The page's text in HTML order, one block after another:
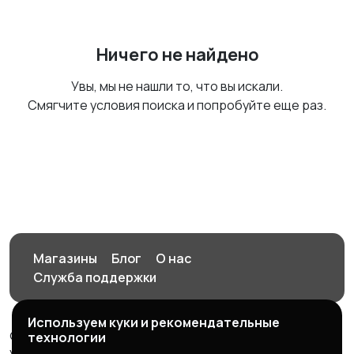
Ничего не найдено
Увы, мы не нашли то, что вы искали.
Смягчите условия поиска и попробуйте еще раз.
Магазины Блог
О нас
Служба поддержки
© 2026 Орен-АЙ - Авто | Недвижимость | Работа |
Используем куки и рекомендательные
технологии